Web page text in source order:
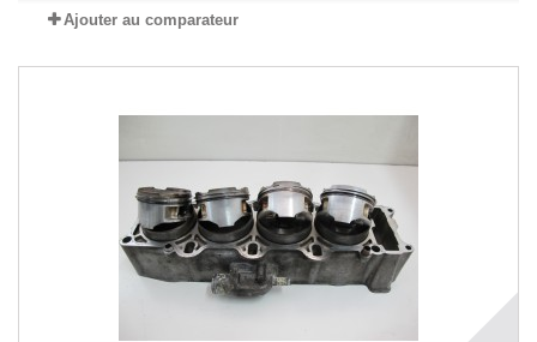
Ajouter au comparateur